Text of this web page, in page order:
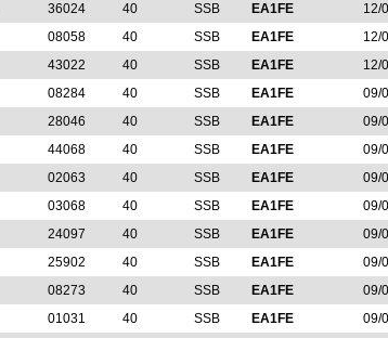
36024 40 SSB EA1FE
12/
08058 40 SSB EA1FE
12/
43022 40 SSB EA1FE
12/
08284 40 SSB EA1FE
09/
28046 40 SSB EA1FE
09/
44068 40 SSB EA1FE
09/
02063 40 SSB EA1FE
09/
03068 40 SSB EA1FE
09/
24097 40 SSB EA1FE
09/
25902 40 SSB EA1FE
09/
08273 40 SSB EA1FE
09/
01031 40 SSB EA1FE
09/